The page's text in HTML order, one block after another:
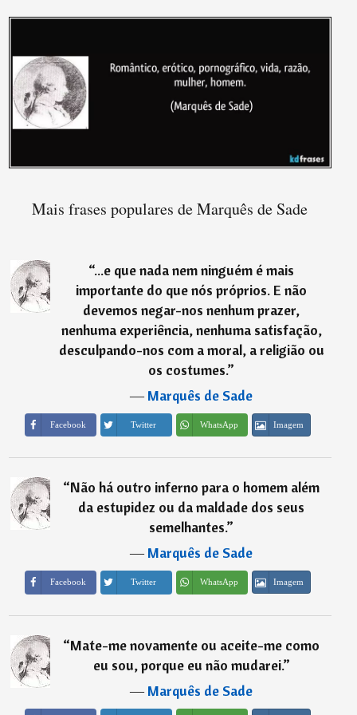
Mais frases populares de Marquês de Sade
“...e que nada nem ninguém é mais
importante do que nós próprios. E não
devemos negar-nos nenhum prazer,
nenhuma experiência, nenhuma satisfação,
desculpando-nos com a moral, a religião ou
os costumes.”
―Marquês de Sade
Facebook Twitter WhatsApp Imagem
“Não há outro inferno para o homem além
da estupidez ou da maldade dos seus
semelhantes.”
―Marquês de Sade
Facebook Twitter WhatsApp Imagem
“Mate-me novamente ou aceite-me como
eu sou, porque eu não mudarei.”
―Marquês de Sade